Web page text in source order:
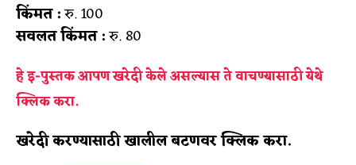
किंमत :रु. 100
सवलत किंमत :रु. 80
हे इ-पुस्तक आपण खरेदी केले असल्यास ते वाचण्यासाठीयेथे
क्लिक करा.
खरेदी करण्यासाठी खालील बटणवर क्लिक करा.